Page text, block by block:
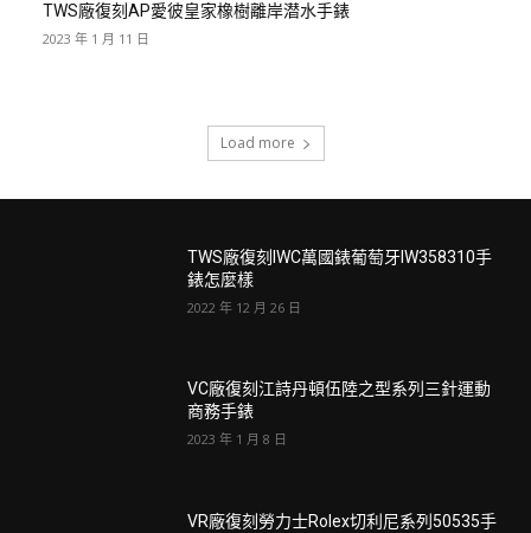
TWS廠復刻AP愛彼皇家橡樹離岸潜水手錶
2023 年 1 月 11 日
Load more
TWS廠復刻IWC萬國錶葡萄牙IW358310手
錶怎麼樣
2022 年 12 月 26 日
VC廠復刻江詩丹頓伍陸之型系列三針運動
商務手錶
2023 年 1 月 8 日
VR廠復刻勞力士Rolex切利尼系列50535手